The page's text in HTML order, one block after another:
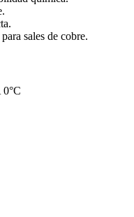
sales de cobre.